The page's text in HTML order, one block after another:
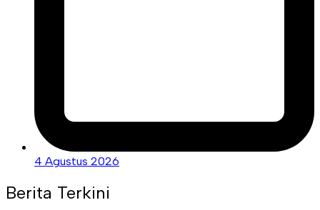
4 Agustus 2026
Berita Terkini